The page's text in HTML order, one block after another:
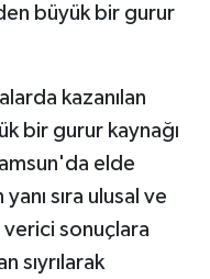
büyük bir gurur
kazanılan
bir gurur kaynağı
elde
sıra ulusal ve
verici sonuçlara
sıyrılarak